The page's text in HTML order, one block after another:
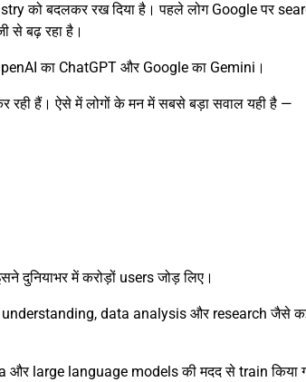
को बदलकर रख दिया है। पहले लोग Google पर
से बढ़ रहा है।
का ChatGPT और Google का Gemini।
रही हैं। ऐसे में लोगों के मन में सबसे बड़ा सवाल यही है —
दुनियाभर में करोड़ों users जोड़ लिए।
data analysis और research जैसे
large language models की मदद से train किया